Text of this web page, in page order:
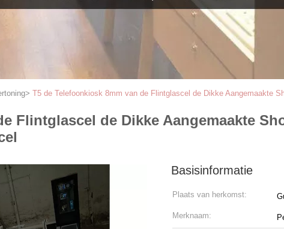
> T5 de Telefoonkiosk 8mm van de Flintglascel de Dikke Aangemaakte
Flintglascel de Dikke Aangemaakte
Basisinformatie
Plaats van herkomst:
Merknaam: